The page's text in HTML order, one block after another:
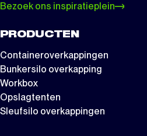
Bezoek ons inspiratieplein
PRODUCTEN
Containeroverkappingen
Bunkersilo overkapping
Workbox
Opslagtenten
Sleufsilo overkappingen